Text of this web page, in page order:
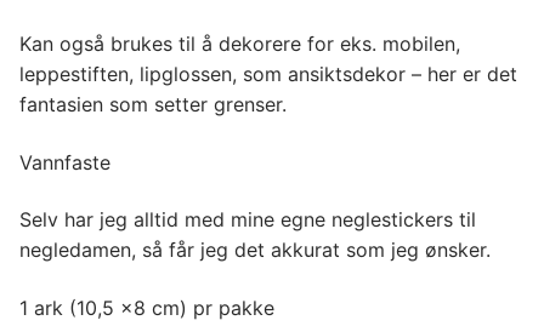
Kan også brukes til å dekorere for eks. mobilen,
leppestiften, lipglossen, som ansiktsdekor – her er det
fantasien som setter grenser.
Vannfaste
Selv har jeg alltid med mine egne neglestickers til
negledamen, så får jeg det akkurat som jeg ønsker.
1 ark (10,5 x8 cm) pr pakke